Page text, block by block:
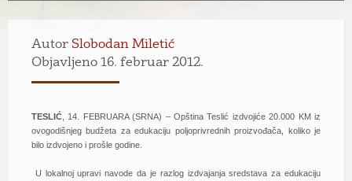
Autor Slobodan Miletić
Objavljeno 16. februar 2012.
TESLIĆ , 14. FEBRUARA (SRNA) – Opština Teslić izdvojiće 20.000 KM iz
ovogodišnjeg budžeta za edukaciju poljoprivrednih proizvođača, koliko je
bilo izdvojeno i prošle godine.
U lokalnoj upravi navode da je razlog izdvajanja sredstava za edukaciju